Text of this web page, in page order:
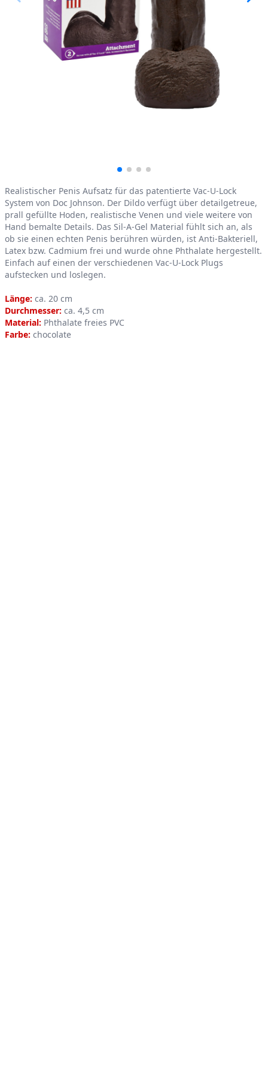
Product information
Realistischer Penis Aufsatz für das patentierte Vac-U-Lock
System von Doc Johnson. Der Dildo verfügt über detailgetreue,
prall gefüllte Hoden, realistische Venen und viele weitere von
Hand bemalte Details. Das Sil-A-Gel Material fühlt sich an, als
ob sie einen echten Penis berühren würden, ist Anti-Bakteriell,
Latex bzw. Cadmium frei und wurde ohne Phthalate hergestellt.
Einfach auf einen der verschiedenen Vac-U-Lock Plugs
aufstecken und loslegen.
Länge: ca. 20 cm
Durchmesser: ca. 4,5 cm
Material: Phthalate freies PVC
Farbe: chocolate